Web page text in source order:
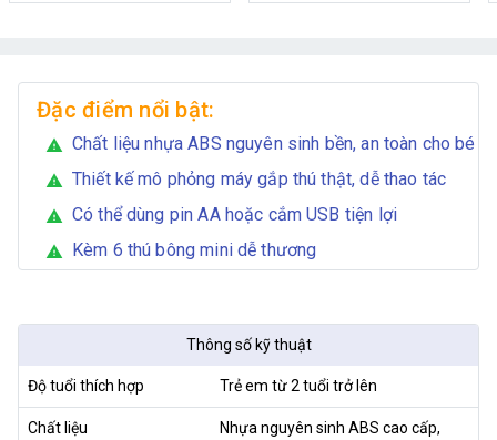
Đặc điểm nổi bật:
warning Chất liệu nhựa ABS nguyên sinh bền, an toàn cho bé
warning Thiết kế mô phỏng máy gắp thú thật, dễ thao tác
warning Có thể dùng pin AA hoặc cắm USB tiện lợi
warning Kèm 6 thú bông mini dễ thương
Thông số kỹ thuật
Độ tuổi thích hợp Trẻ em từ 2 tuổi trở lên
Chất liệu
Nhựa nguyên sinh ABS cao cấp,